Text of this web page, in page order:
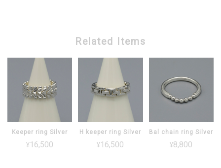
Related Items
Keeper ring Silver
¥16,500
H keeper ring Silver
¥16,500
Bal chain ring Silver
¥8,800